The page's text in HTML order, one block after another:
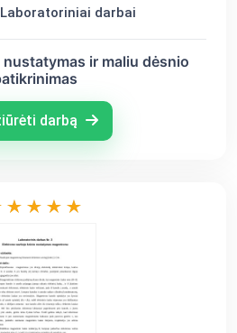
Laboratoriniai darbai
ir maliu dėsnio
darbą